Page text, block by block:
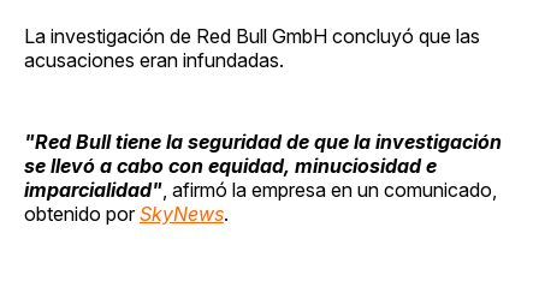
La investigación de Red Bull GmbH concluyó que las
acusaciones eran infundadas.
"Red Bull tiene la seguridad de que la investigación
se llevó a cabo con equidad, minuciosidad e
imparcialidad" , afirmó la empresa en un comunicado,
obtenido porSkyNews.